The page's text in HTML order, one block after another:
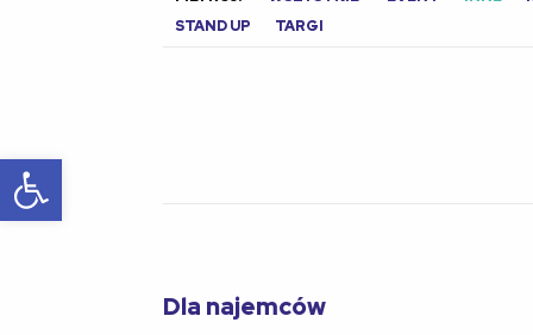
Otwórz pasek narzędzi
STAND UP
TARGI
Dla najemców